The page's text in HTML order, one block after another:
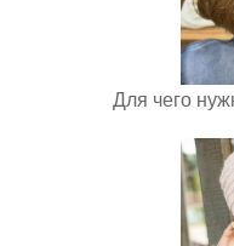
Для чего